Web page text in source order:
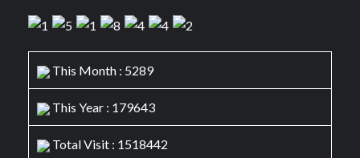
This Month : 5289
This Year : 179643
Total Visit : 1518442